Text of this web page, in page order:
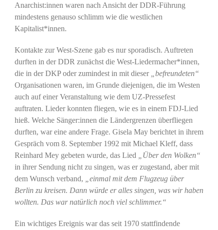
Anarchist:innen waren nach Ansicht der DDR-Führung
mindestens genauso schlimm wie die westlichen
Kapitalist*innen.
Kontakte zur West-Szene gab es nur sporadisch. Auftreten
durften in der DDR zunächst die West-Liedermacher*innen,
die in der DKP oder zumindest in mit dieser
„befreundeten“
Organisationen waren, im Grunde diejenigen, die im Westen
auch auf einer Veranstaltung wie dem UZ-Pressefest
auftraten. Lieder konnten fliegen, wie es in einem FDJ-Lied
hieß. Welche Sänger:innen die Ländergrenzen überfliegen
durften, war eine andere Frage. Gisela May berichtet in ihrem
Gespräch vom 8. September 1992 mit Michael Kleff, dass
Reinhard Mey gebeten wurde, das Lied
„Über den Wolken“
in ihrer Sendung nicht zu singen, was er zugestand, aber mit
dem Wunsch verband,
„einmal mit dem Flugzeug über
Berlin zu kreisen. Dann würde er alles singen, was wir haben
wollten. Das war natürlich noch viel schlimmer.“
Ein wichtiges Ereignis war das seit 1970 stattfindende